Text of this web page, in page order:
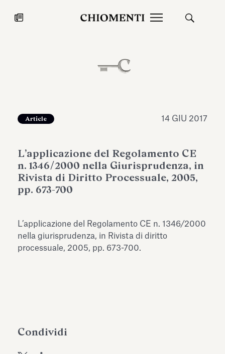
27 LUG 2026
ampliando gli spazi espositivi
dell’Antiquarium di Villa Albani
Torlonia
Leggi tutto
Article 14 GIU 2017
L’applicazione del Regolamento CE
n. 1346/2000 nella Giurisprudenza, in
Rivista di Diritto Processuale, 2005,
pp. 673-700
L’applicazione del Regolamento CE n. 1346/2000
nella giurisprudenza, in Rivista di diritto
processuale, 2005, pp. 673-700.
Condividi